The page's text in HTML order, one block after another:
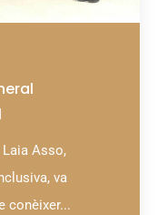
Asso,
va
conèixer...